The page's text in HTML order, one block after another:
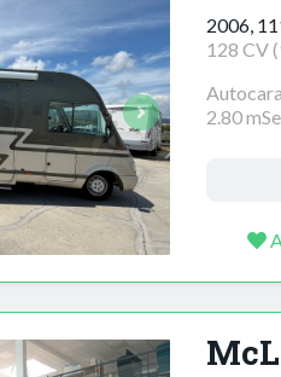
2006,
128 CV
2.80